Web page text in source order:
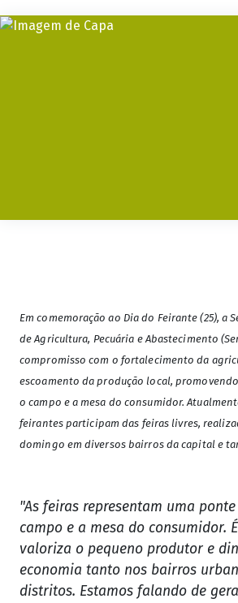
Em comemoração ao Dia do Feirante (25), a
de Agricultura, Pecuária e Abastecimento
compromisso com o fortalecimento da
escoamento da produção local,
o campo e a mesa do consumidor.
feirantes participam das feiras livres,
domingo em diversos bairros da capital e
"As feiras representam uma
campo e a mesa do consumidor.
valoriza o pequeno produtor e
economia tanto nos bairros
distritos. Estamos falando de